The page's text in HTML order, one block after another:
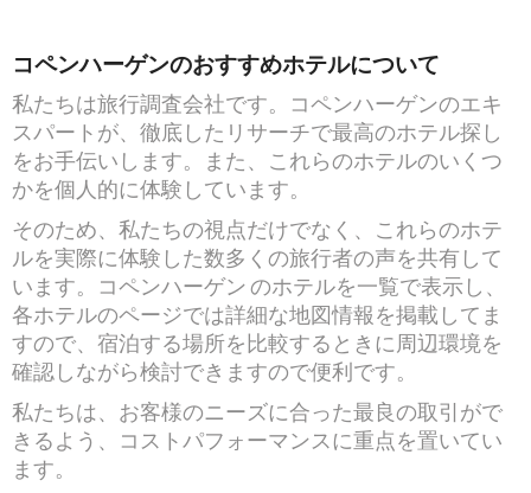
コペンハーゲンのおすすめホテルについて
私たちは旅行調査会社です。コペンハーゲンのエキ
スパートが、徹底したリサーチで最高のホテル探し
をお手伝いします。また、これらのホテルのいくつ
かを個人的に体験しています。
そのため、私たちの視点だけでなく、これらのホテ
ルを実際に体験した数多くの旅行者の声を共有して
います。コペンハーゲン のホテルを一覧で表示し、
各ホテルのページでは詳細な地図情報を掲載してま
すので、宿泊する場所を比較するときに周辺環境を
確認しながら検討できますので便利です。
私たちは、お客様のニーズに合った最良の取引がで
きるよう、コストパフォーマンスに重点を置いてい
ます。